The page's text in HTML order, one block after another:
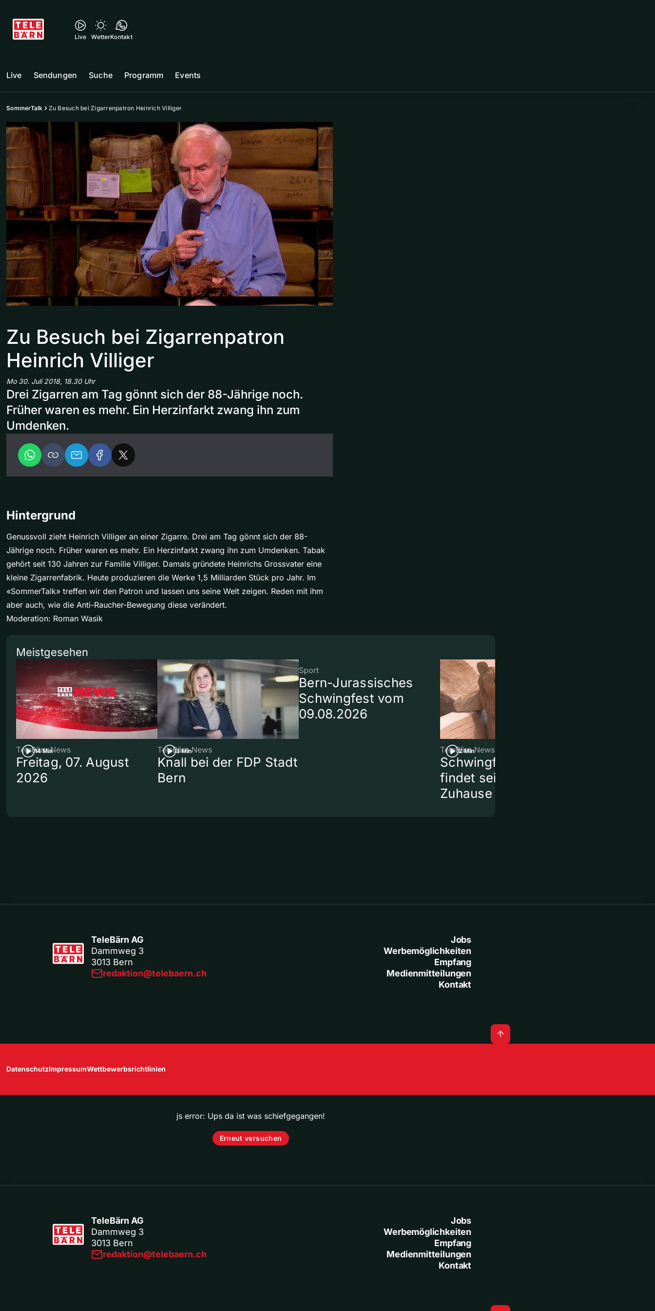
Live WetterKontakt
Live Sendungen Suche Programm Events
SommerTalk Zu Besuch bei Zigarrenpatron Heinrich Villiger
Zu Besuch bei Zigarrenpatron
Heinrich Villiger
Mo 30. Juli 2018, 18.30 Uhr
Drei Zigarren am Tag gönnt sich der 88-Jährige noch.
Früher waren es mehr. Ein Herzinfarkt zwang ihn zum
Umdenken.
Hintergrund
Genussvoll zieht Heinrich Villiger an einer Zigarre. Drei am Tag gönnt sich der 88-
Jährige noch. Früher waren es mehr. Ein Herzinfarkt zwang ihn zum Umdenken. Tabak
gehört seit 130 Jahren zur Familie Villiger. Damals gründete Heinrichs Grossvater eine
kleine Zigarrenfabrik. Heute produzieren die Werke 1,5 Milliarden Stück pro Jahr. Im
«SommerTalk» treffen wir den Patron und lassen uns seine Welt zeigen. Reden mit ihm
aber auch, wie die Anti-Raucher-Bewegung diese verändert.
Moderation: Roman Wasik
Meistgesehen
14 Min
TeleBärn News
Freitag, 07. August
2026
3 Min
TeleBärn News
Knall bei der FDP Stadt
Bern
Sport
Bern-Jurassisches
Schwingfest vom
09.08.2026
2 Min
TeleBärn News
Schwingfest-Brunnen
findet sein neues
Zuhause
TeleBärn AG
Dammweg 3
3013 Bern
redaktion@telebaern.ch
Jobs
Werbemöglichkeiten
Empfang
Medienmitteilungen
Kontakt
DatenschutzImpressumWettbewerbsrichtlinien
js error: Ups da ist was schiefgegangen!
Erneut versuchen
TeleBärn AG
Dammweg 3
3013 Bern
redaktion@telebaern.ch
Jobs
Werbemöglichkeiten
Empfang
Medienmitteilungen
Kontakt